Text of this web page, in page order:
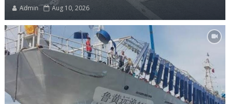
Admin Aug 10, 2026